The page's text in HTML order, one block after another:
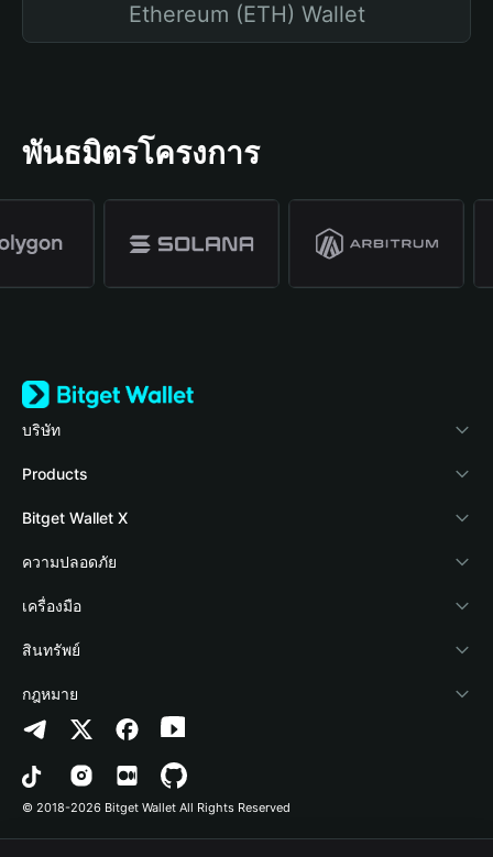
Ethereum (ETH) Wallet
พันธมิตรโครงการ
บริษัท
เกี่ยวกับ Bitget Wallet
Blog
Academy
ข่าวสารด้านคริปโต
ศูนย์ช่วยเหลือ
ติดต่อเรา
ทรัพยากรข้อมูลของแบรนด์
อาชีพ
Products
Crypto Card
Stablecoin Earn
Payfi Crypto
Crypto Swap API
Altcoin Season Index
Prediction Markets
DApp
Bitget Wallet X
นักพัฒนา
เชื่อมต่อ Wallet
Bitget Wallet Pay
ลิสต์โปรเจกต์
ความปลอดภัย
Protection Fund
เทคโนโลยีความปลอดภัย
เครื่องมือ
ซื้อคริปโต
การตรวจจับการอนุญาต
การตรวจจับสัญญา
การโอนเป็นชุด
สินทรัพย์
Arbitrum
Avalanche
Bitcoin
กฎหมาย
นโยบายความเป็นส่วนตัว
ข้อตกลงในการใช้บริการ
© 2018-2026 Bitget Wallet All Rights Reserved